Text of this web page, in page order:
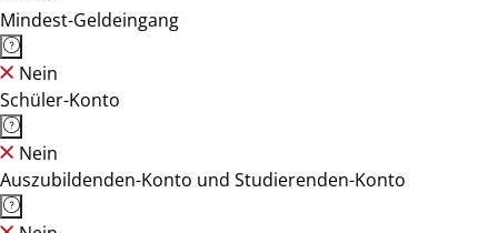
Mindest-Geldeingang
Nein
Schüler-Konto
Nein
Auszubildenden-Konto und Studierenden-Konto